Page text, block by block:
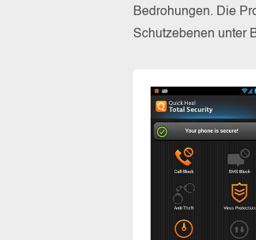
Bedrohungen. Die
Schutzebenen unter